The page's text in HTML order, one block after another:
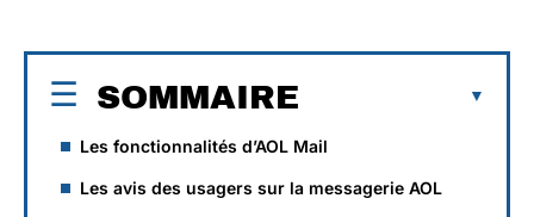
SOMMAIRE
Les fonctionnalités d’AOL Mail
Les avis des usagers sur la messagerie AOL